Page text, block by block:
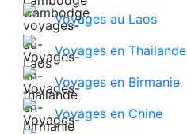
Voyages au Laos
Voyages en Thailande
Voyages en Birmanie
Voyages en Chine